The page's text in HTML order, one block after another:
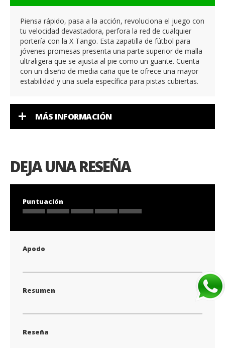
Piensa rápido, pasa a la acción, revoluciona el juego con
tu velocidad devastadora, perfora la red de cualquier
portería con la X Tango. Esta zapatilla de fútbol para
jóvenes promesas presenta una parte superior de malla
ultraligera que se ajusta al pie como un guante. Cuenta
con un diseño de media caña que te ofrece una mayor
estabilidad y una suela específica para pistas cubiertas.
MÁS INFORMACIÓN
DEJA UNA RESEÑA
Puntuación
star
stars
stars
stars
stars
Apodo
Resumen
Reseña